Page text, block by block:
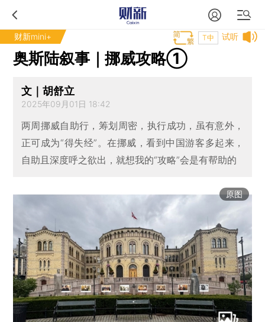
财新mini+ 试听
T中
奥斯陆叙事｜挪威攻略①
文｜胡舒立
2025年09月01日 18:42
两周挪威自助行，筹划周密，执行成功，虽有意外，
正可成为“得失经”。在挪威，看到中国游客多起来，
自助且深度呼之欲出，就想我的“攻略”会是有帮助的
原图